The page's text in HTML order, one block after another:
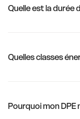
Quelle est la durée
Quelles classes
Pourquoi mon DPE